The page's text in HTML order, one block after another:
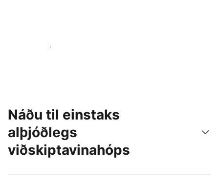
Byrjaðu strax í dag
Náðu til einstaks
alþjóðlegs
viðskiptavinahóps